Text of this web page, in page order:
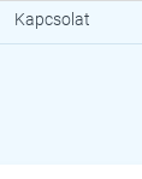
Kapcsolat